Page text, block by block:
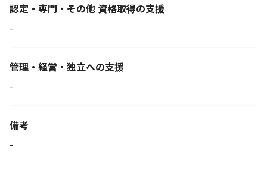
認定・専門・その他 資格取得の支援
-
管理・経営・独立への支援
-
備考
-